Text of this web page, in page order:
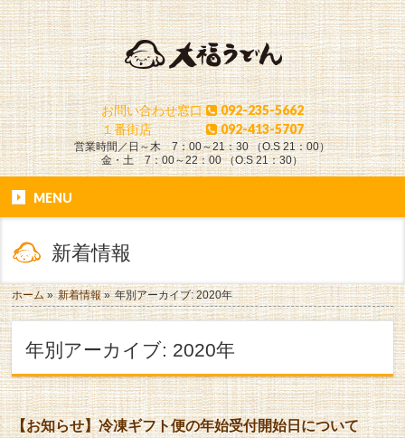
お問い合わせ窓口
092-235-5662
１番街店
092-413-5707
営業時間／日～木 7：00～21：30 （O.S 21：00）
金・土 7：00～22：00 （O.S 21：30）
MENU
新着情報
ホーム» 新着情報» 年別アーカイブ: 2020年
年別アーカイブ: 2020年
【お知らせ】冷凍ギフト便の年始受付開始日について